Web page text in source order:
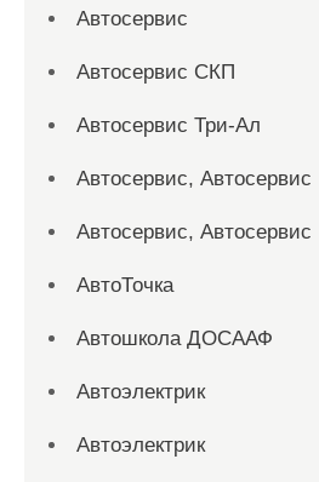
Автосервис
Автосервис СКП
Автосервис Три-Ал
Автосервис, Автосервис
Автосервис, Автосервис
АвтоТочка
Автошкола ДОСААФ
Автоэлектрик
Автоэлектрик